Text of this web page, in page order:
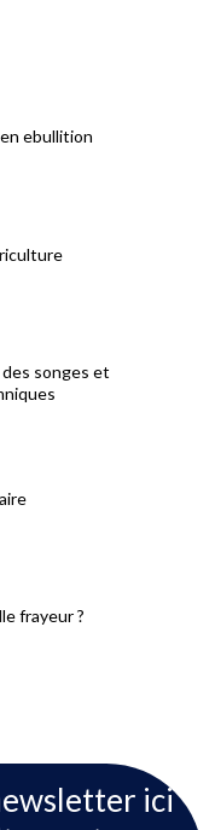
ebullition
songes et
frayeur ?
ici